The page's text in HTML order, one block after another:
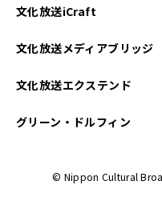
文化放送iCraft
文化放送メディアブリッジ
文化放送エクステンド
グリーン・ドルフィン
© Nippon Cultural